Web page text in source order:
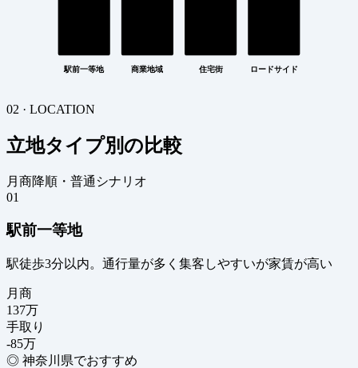
駅前一等地 商業地域 住宅街 ロードサイド
02 · LOCATION
立地タイプ別の比較
月商降順・普通シナリオ
01
駅前一等地
駅徒歩3分以内。通行量が多く集客しやすいが家賃が高い
月商
137万
手取り
-85万
◎ 神奈川県でおすすめ